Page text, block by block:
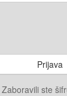
Zaboravili ste